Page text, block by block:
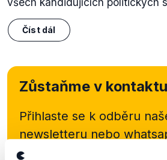
Číst dál
Zůstaňme v kontaktu
Přihlaste se k odběru
newsletteru nebo
kanálu, kde pravidelně